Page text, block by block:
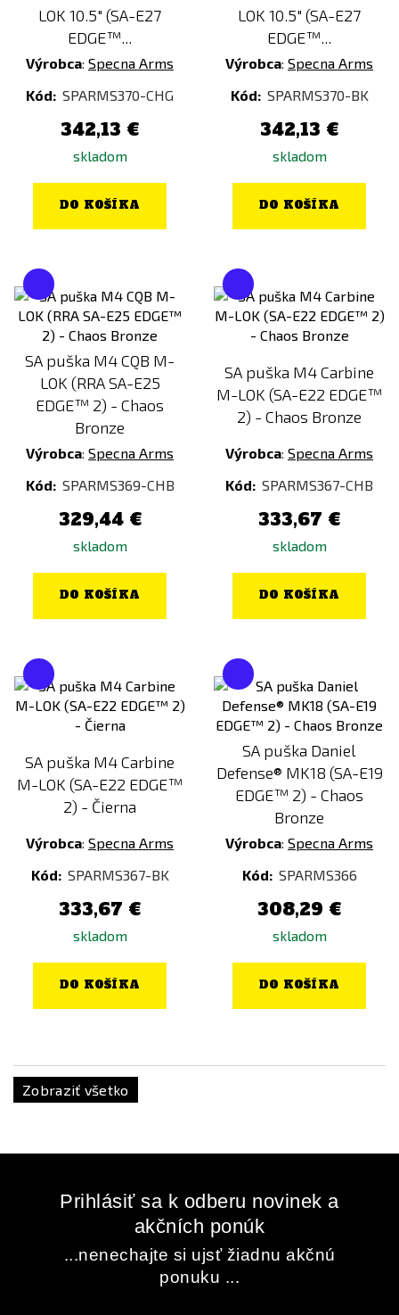
LOK 10.5" (SA-E27
EDGE™...
Výrobca: Specna Arms
Kód: SPARMS370-CHG
342,13 €
skladom
DO KOŠÍKA
LOK 10.5" (SA-E27
EDGE™...
Výrobca: Specna Arms
Kód: SPARMS370-BK
342,13 €
skladom
DO KOŠÍKA
SA puška M4 CQB M-
LOK (RRA SA-E25
EDGE™ 2) - Chaos
Bronze
Výrobca: Specna Arms
Kód: SPARMS369-CHB
329,44 €
skladom
DO KOŠÍKA
SA puška M4 Carbine
M-LOK (SA-E22 EDGE™
2) - Chaos Bronze
Výrobca: Specna Arms
Kód: SPARMS367-CHB
333,67 €
skladom
DO KOŠÍKA
SA puška M4 Carbine
M-LOK (SA-E22 EDGE™
2) - Čierna
Výrobca: Specna Arms
Kód: SPARMS367-BK
333,67 €
skladom
DO KOŠÍKA
SA puška Daniel
Defense® MK18 (SA-E19
EDGE™ 2) - Chaos
Bronze
Výrobca: Specna Arms
Kód: SPARMS366
308,29 €
skladom
DO KOŠÍKA
Zobraziť všetko
Prihlásiť sa k odberu novinek a
akčních ponúk
...nenechajte si ujsť žiadnu akčnú
ponuku ...